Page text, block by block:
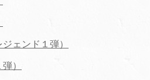
ェンド１弾）
）